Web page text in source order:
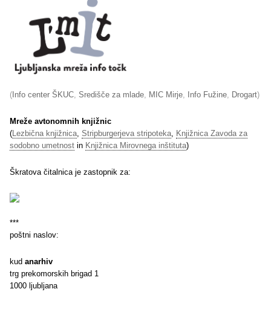
( Info center ŠKUC, Središče za mlade, MIC Mirje, Info Fužine, Drogart)
Mreže avtonomnih knjižnic
(Lezbična knjižnica, Stripburgerjeva stripoteka, Knjižnica Zavoda za
sodobno umetnost in Knjižnica Mirovnega inštituta)
Škratova čitalnica je zastopnik za:
***
poštni naslov:
kud anarhiv
trg prekomorskih brigad 1
1000 ljubljana